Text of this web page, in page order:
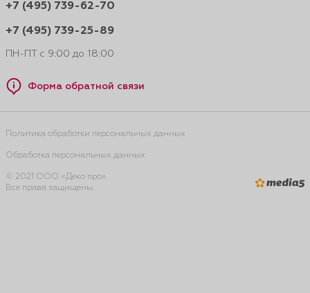
+7 (495) 739-62-70
+7 (495) 739-25-89
ПН-ПТ с 9:00 до 18:00
Форма обратной связи
Политика обработки персональных данных
Обработка персональных данных
© 2021 ООО «Деко про».
Все права защищены.